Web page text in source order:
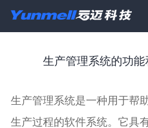
生产管理系统的功能
生产管理系统是一种用于帮
生产过程的软件系统。它具